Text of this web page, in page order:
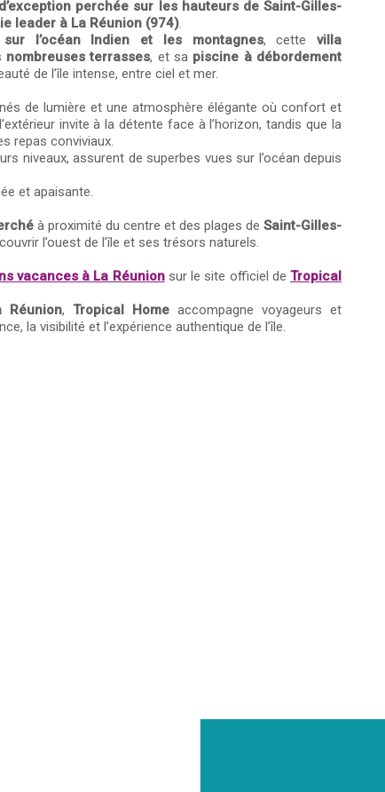
perchée sur les hauteurs de Saint-Gilles-
leader à La Réunion (974).
l’océan Indien et les montagnes, cette villa
nombreuses terrasses, et sa piscine à débordement
de l’île intense, entre ciel et mer.
de lumière et une atmosphère élégante où confort et
invite à la détente face à l’horizon, tandis que la
repas conviviaux.
niveaux, assurent de superbes vues sur l’océan depuis
et apaisante.
à proximité du centre et des plages de Saint-Gilles-
l’ouest de l’île et ses trésors naturels.
vacances à La Réunionsur le site officiel deTropical
Réunion, Tropical Home accompagne voyageurs et
la visibilité et l’expérience authentique de l’île.